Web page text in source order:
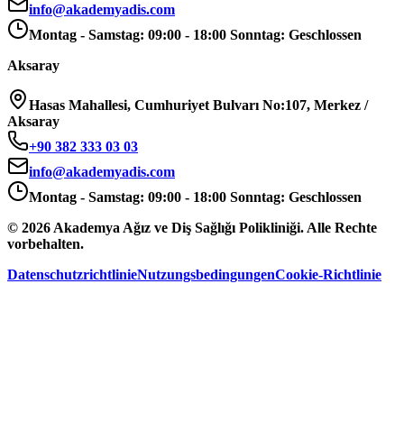
info@akademyadis.com
Montag - Samstag: 09:00 - 18:00 Sonntag: Geschlossen
Aksaray
Hasas Mahallesi, Cumhuriyet Bulvarı No:107, Merkez /
Aksaray
+90 382 333 03 03
info@akademyadis.com
Montag - Samstag: 09:00 - 18:00 Sonntag: Geschlossen
© 2026 Akademya Ağız ve Diş Sağlığı Polikliniği. Alle Rechte
vorbehalten.
DatenschutzrichtlinieNutzungsbedingungenCookie-Richtlinie